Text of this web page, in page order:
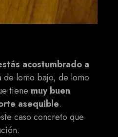
acostumbrado a
de lomo bajo, de lomo
tiene muy buen
asequible.
caso concreto que